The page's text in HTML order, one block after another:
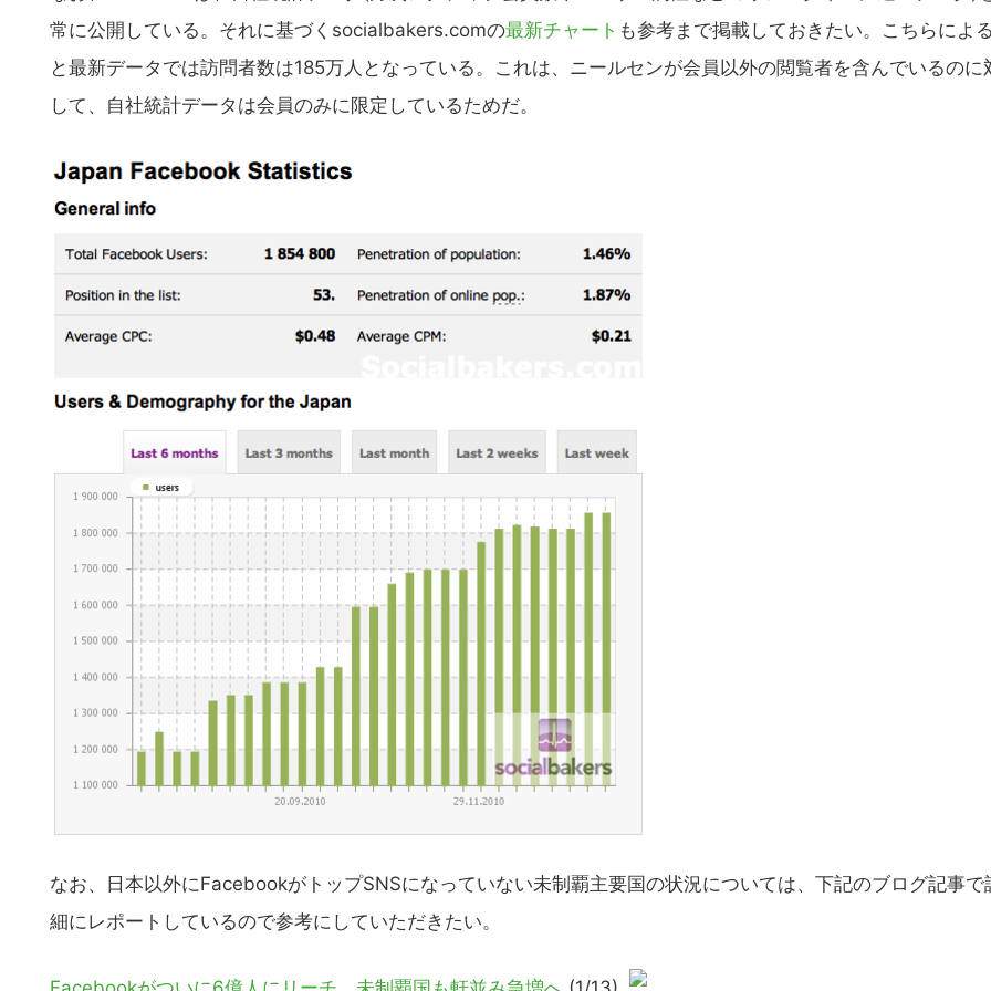
常に公開している。それに基づくsocialbakers.comの最新チャート も参考まで掲載しておきたい。こちらによ
と最新データでは訪問者数は185万人となっている。これは、ニールセンが会員以外の閲覧者を含んでいるのに
して、自社統計データは会員のみに限定しているためだ。
なお、日本以外にFacebookがトップSNSになっていない未制覇主要国の状況については、下記のブログ記事で
細にレポートしているので参考にしていただきたい。